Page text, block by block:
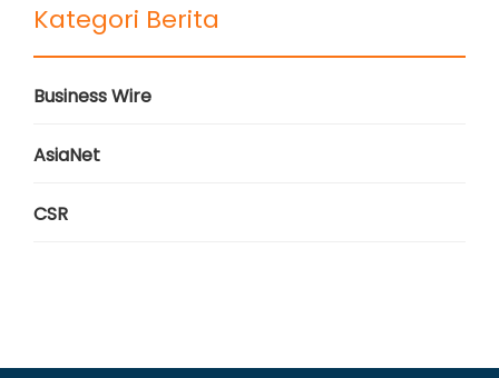
Kategori Berita
Business Wire
AsiaNet
CSR